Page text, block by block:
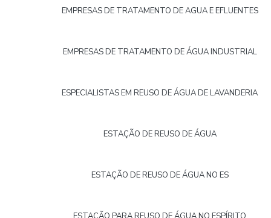
EMPRESAS DE TRATAMENTO DE AGUA E EFLUENTES
EMPRESAS DE TRATAMENTO DE ÁGUA INDUSTRIAL
ESPECIALISTAS EM REUSO DE ÁGUA DE LAVANDERIA
ESTAÇÃO DE REUSO DE ÁGUA
ESTAÇÃO DE REUSO DE ÁGUA NO ES